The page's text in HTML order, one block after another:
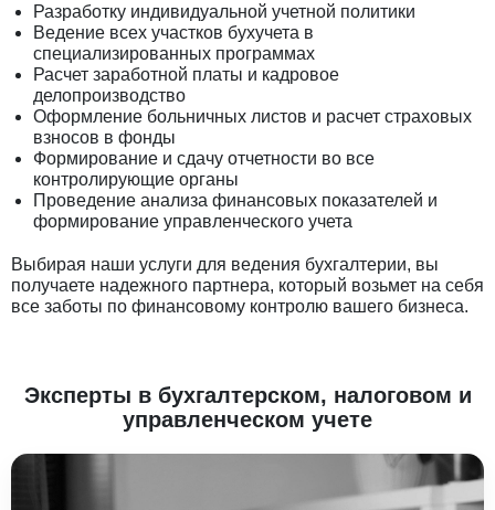
Разработку индивидуальной учетной политики
Ведение всех участков бухучета в
специализированных программах
Расчет заработной платы и кадровое
делопроизводство
Оформление больничных листов и расчет страховых
взносов в фонды
Формирование и сдачу отчетности во все
контролирующие органы
Проведение анализа финансовых показателей и
формирование управленческого учета
Выбирая наши услуги для ведения бухгалтерии, вы
получаете надежного партнера, который возьмет на себя
все заботы по финансовому контролю вашего бизнеса.
Эксперты в бухгалтерском, налоговом и
управленческом учете